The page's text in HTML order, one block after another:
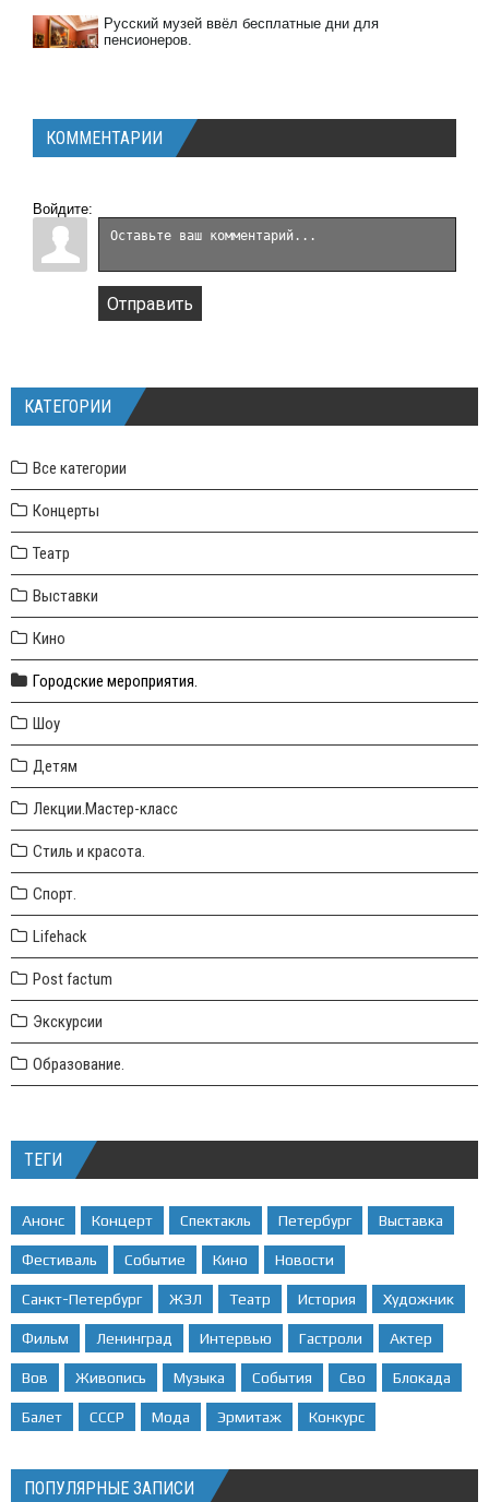
Русский музей ввёл бесплатные дни для
пенсионеров.
КОММЕНТАРИИ
Войдите:
Отправить
КАТЕГОРИИ
Все категории
Концерты
Театр
Выставки
Кино
Городские мероприятия.
Шоу
Детям
Лекции.Мастер-класс
Стиль и красота.
Спорт.
Lifehack
Post factum
Экскурсии
Образование.
ТЕГИ
Анонс Концерт Спектакль Петербург Выставка
Фестиваль Событие Кино Новости
Санкт-Петербург ЖЗЛ Театр История Художник
Фильм Ленинград Интервью Гастроли Актер
Вов Живопись Музыка События Сво Блокада
Балет СССР Мода Эрмитаж Конкурс
ПОПУЛЯРНЫЕ ЗАПИСИ